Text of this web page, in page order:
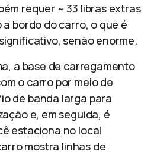
requer ~ 33 libras extras
bordo do carro, o que é
senão enorme.
a base de carregamento
o carro por meio de
de banda larga para
e, em seguida, é
estaciona no local
mostra linhas de